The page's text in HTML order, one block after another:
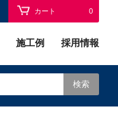
カート 0
施工例 採用情報
検索